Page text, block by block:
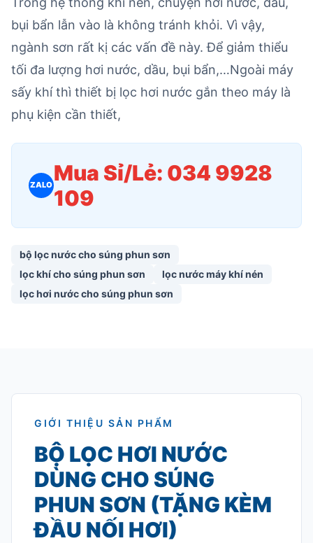
bụi bẩn lẫn vào là không tránh khỏi. Vì vậy,
ngành sơn rất kị các vấn đề này. Để giảm thiểu
tối đa lượng hơi nước, dầu, bụi bẩn,…Ngoài máy
sấy khí thì thiết bị lọc hơi nước gắn theo máy là
phụ kiện cần thiết,
ZALO Mua Sỉ/Lẻ: 034 9928
109
bộ lọc nước cho súng phun sơn
lọc khí cho súng phun sơn
lọc nước máy khí nén
lọc hơi nước cho súng phun sơn
GIỚI THIỆU SẢN PHẨM
BỘ LỌC HƠI NƯỚC
DÙNG CHO SÚNG
PHUN SƠN (TẶNG KÈM
ĐẦU NỐI HƠI)